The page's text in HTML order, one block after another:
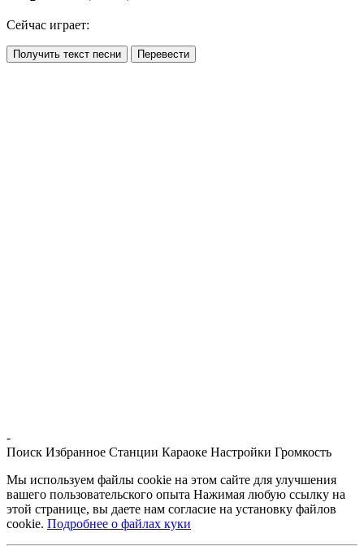
Сейчас играет:
Получить текст песни Перевести
-
Поиск Избранное Станции Караоке Настройки Громкость
Мы используем файлы cookie на этом сайте для улучшения
вашего пользовательского опыта Нажимая любую ссылку на
этой странице, вы даете нам согласие на установку файлов
cookie. Подробнее о файлах куки